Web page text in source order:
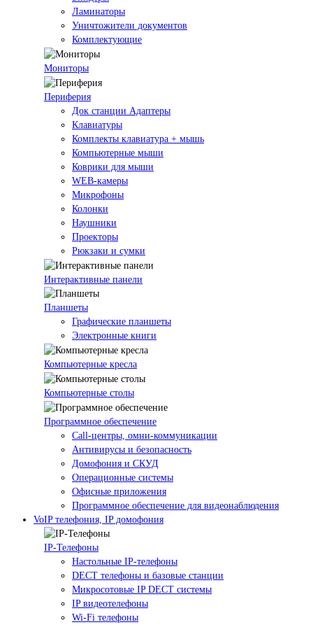
Ламинаторы
Уничтожители документов
Комплектующие
Мониторы
Периферия
Док станции Адаптеры
Клавиатуры
Комплекты клавиатура + мышь
Компьютерные мыши
Коврики для мыши
WEB-камеры
Микрофоны
Колонки
Наушники
Проекторы
Рюкзаки и сумки
Интерактивные панели
Планшеты
Графические планшеты
Электронные книги
Компьютерные кресла
Компьютерные столы
Программное обеспечение
Call-центры, омни-коммуникации
Антивирусы и безопасность
Домофония и СКУД
Операционные системы
Офисные приложения
Программное обеспечение для видеонаблюдения
VoIP телефония, IP домофония
IP-Телефоны
Настольные IP-телефоны
DECT телефоны и базовые станции
Микросотовые IP DECT системы
IP видеотелефоны
Wi-Fi телефоны